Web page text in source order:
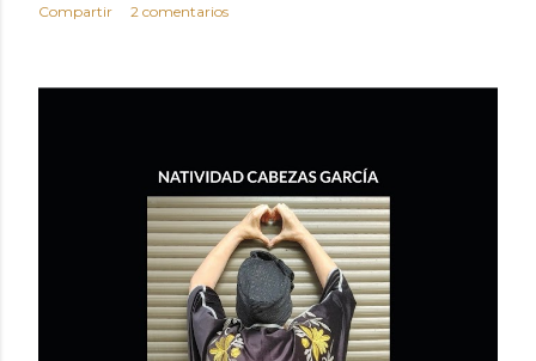
Compartir 2 comentarios